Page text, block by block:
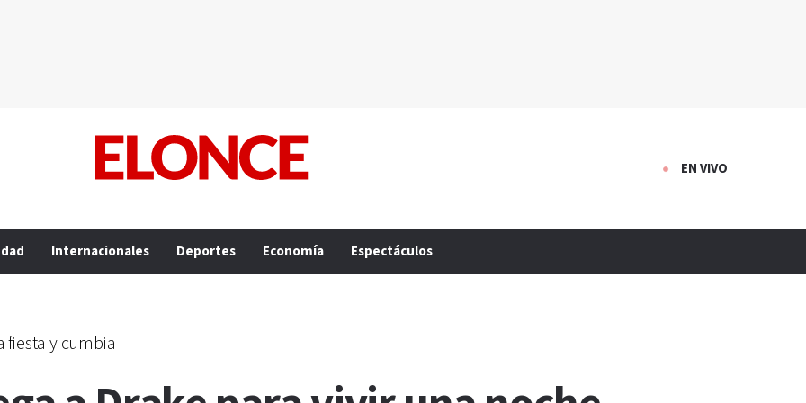
EN VIVO
Internacionales Deportes Economía Espectáculos
fiesta y cumbia